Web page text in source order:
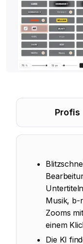
Profis
Musik, b-
Zooms
einem
Die KI